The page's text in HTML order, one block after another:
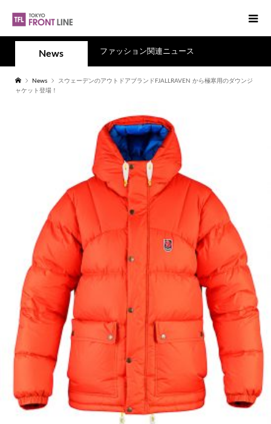
News ファッション関連ニュース
News
スウェーデンのアウトドアブランドFJALLRAVEN から極寒用のダウンジ
ャケット登場！